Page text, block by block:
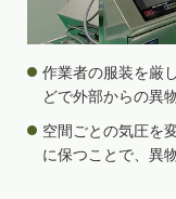
作業者の服装を厳
どで外部からの異
空間ごとの気圧を
に保つことで、異